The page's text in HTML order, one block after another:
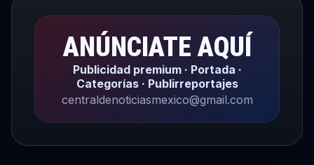
ANÚNCIATE AQUÍ
Publicidad premium · Portada ·
Categorías · Publirreportajes
centraldenoticiasmexico@gmail.com